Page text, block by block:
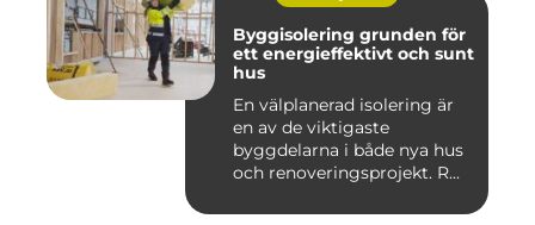
Byggisolering grunden för
ett energieffektivt och sunt
hus
En välplanerad isolering är
en av de viktigaste
byggdelarna i både nya hus
och renoveringsprojekt. R...